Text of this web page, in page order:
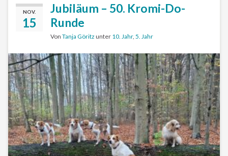
NOV.
15
Jubiläum – 50. Kromi-Do-
Runde
Von Tanja Göritz unter 10. Jahr, 5. Jahr